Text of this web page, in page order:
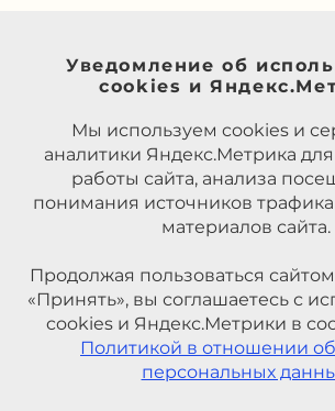
Уведомление об
cookies и
Мы используем cookies и
аналитики Яндекс.Метрика
работы сайта, анализа
понимания источников
материалов сайта.
Продолжая пользоваться
«Принять», вы соглашаетесь с
cookies и Яндекс.Метрики в
Политикой в отношении
персональных